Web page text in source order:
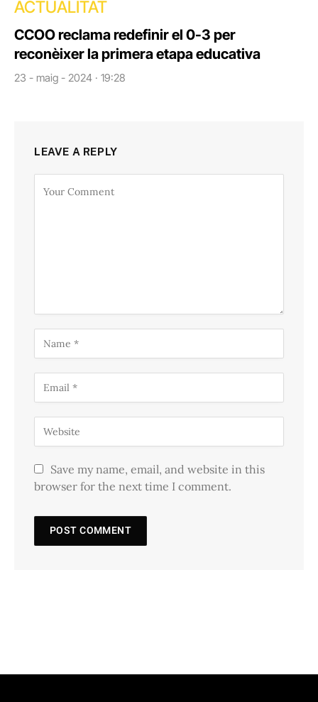
ACTUALITAT
CCOO reclama redefinir el 0-3 per
reconèixer la primera etapa educativa
23 - maig - 2024 · 19:28
LEAVE A REPLY
Save my name, email, and website in this
browser for the next time I comment.